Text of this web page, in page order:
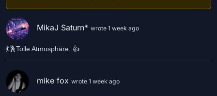
MikaJ Saturn* wrote 1 week ago
💃🕺Tolle Atmosphäre. 👍
mike fox wrote 1 week ago